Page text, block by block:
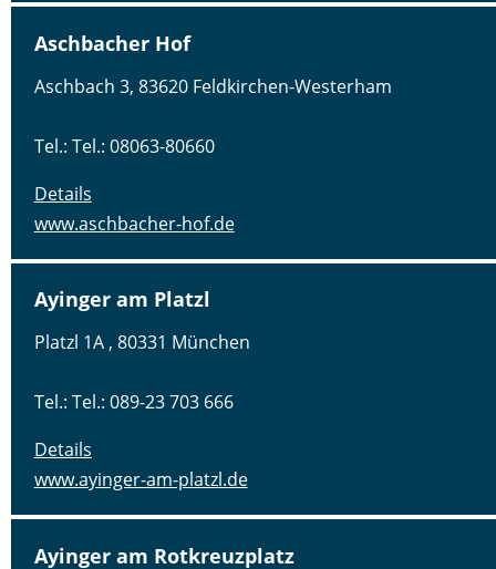
Aschbacher Hof
Aschbach 3, 83620 Feldkirchen-Westerham
Tel.: Tel.: 08063-80660
Details
www.aschbacher-hof.de
Ayinger am Platzl
Platzl 1A , 80331 München
Tel.: Tel.: 089-23 703 666
Details
www.ayinger-am-platzl.de
Ayinger am Rotkreuzplatz